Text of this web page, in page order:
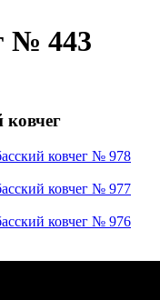
№ 443
ковчег
ковчег № 978
ковчег № 977
ковчег № 976